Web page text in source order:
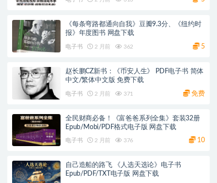
《每条弯路都通向自我》豆瓣9.3分、《纽约时
报》年度图书 网盘下载
电子书 2 月前 362 5
赵长鹏CZ新书：《币安人生》 PDF电子书 简体
中文/繁体中文版 免费下载
电子书 2 月前 371 免费
全民财商必备！《富爸爸系列全集》套装32册
Epub/Mobi/PDF格式电子版 网盘下载
电子书 2 月前 376 10
自己造船的路飞 《人选天选论》电子书
Epub/PDF/TXT电子版 网盘下载